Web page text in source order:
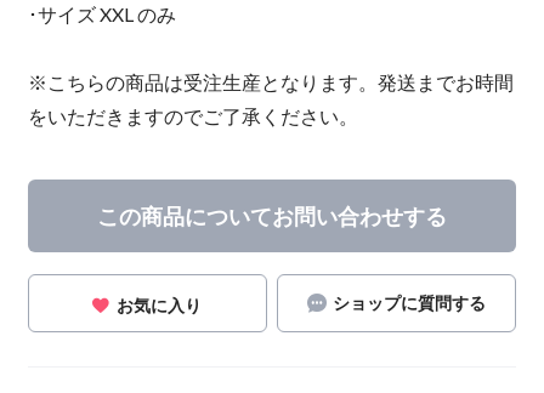
･サイズ XXL のみ
※こちらの商品は受注生産となります。発送までお時間
をいただきますのでご了承ください。
この商品についてお問い合わせする
お気に入り ショップに質問する